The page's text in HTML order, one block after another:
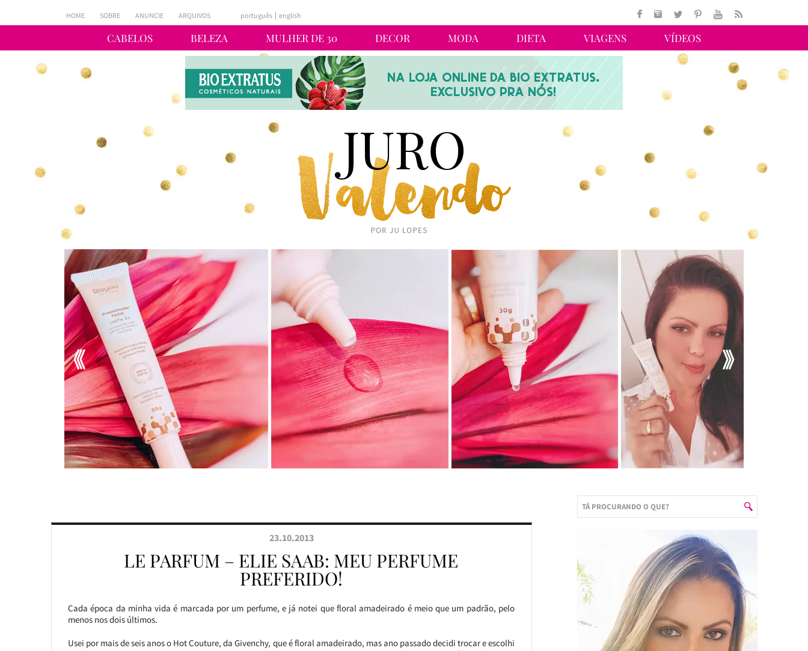
CABELOS BELEZA MULHER DE 30 DECOR MODA DIETA VIAGENS VÍDEOS
HOME SOBRE ANUNCIE ARQUIVOS português english
23.10.2013
LE PARFUM – ELIE SAAB: MEU PERFUME
PREFERIDO!
Cada época da minha vida é marcada por um perfume, e já notei que floral amadeirado é meio que um padrão, pelo
menos nos dois últimos.
Usei por mais de seis anos o Hot Couture, da Givenchy, que é floral amadeirado, mas ano passado decidi trocar e escolhi